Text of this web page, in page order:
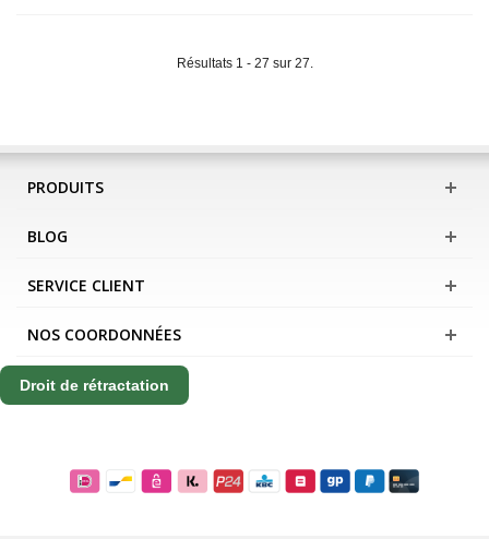
Résultats 1 - 27 sur 27.
PRODUITS
BLOG
SERVICE CLIENT
NOS COORDONNÉES
Droit de rétractation